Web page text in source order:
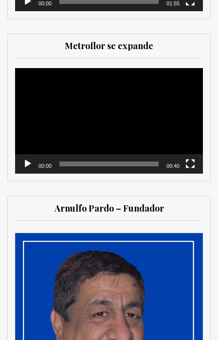
00:00 01:55
Metroflor se expande
00:00 00:40
Arnulfo Pardo – Fundador